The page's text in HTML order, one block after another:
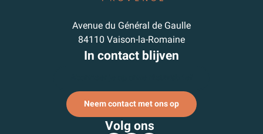
Avenue du Général de Gaulle
84110 Vaison-la-Romaine
In contact blijven
Neem contact met ons op
Volg ons